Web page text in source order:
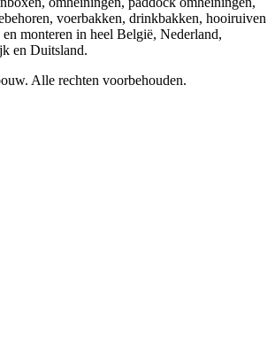
voerbakken, drinkbakken, hooiruiven
monteren in heel België, Nederland,
en Duitsland.
Alle rechten voorbehouden.